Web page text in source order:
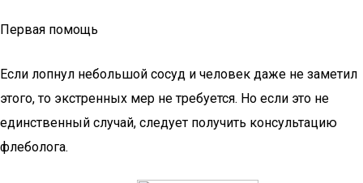
Первая помощь
Если лопнул небольшой сосуд и человек даже не заметил
этого, то экстренных мер не требуется. Но если это не
единственный случай, следует получить консультацию
флеболога.